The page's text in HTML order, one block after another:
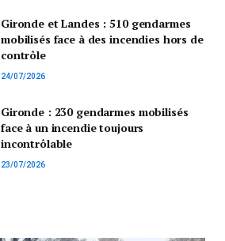
Gironde et Landes : 510 gendarmes
mobilisés face à des incendies hors de
contrôle
24/07/2026
Gironde : 230 gendarmes mobilisés
face à un incendie toujours
incontrôlable
23/07/2026